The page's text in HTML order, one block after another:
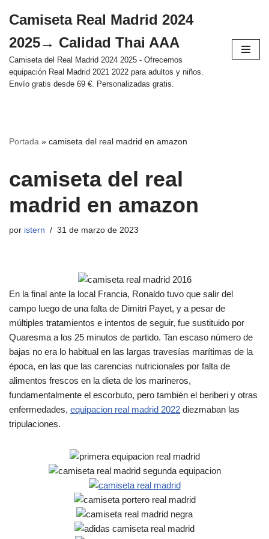
al
contenido
Camiseta Real Madrid 2024
2025→ Calidad Thai AAA
Camiseta del Real Madrid 2024 2025 - Ofrecemos
equipación Real Madrid 2021 2022 para adultos y niños.
Envío gratis desde 69 €. Personalizadas gratis.
Portada » camiseta del real madrid en amazon
camiseta del real
madrid en amazon
por istern 31 de marzo de 2023
En la final ante la local Francia, Ronaldo tuvo que salir del
campo luego de una falta de Dimitri Payet, y a pesar de
múltiples tratamientos e intentos de seguir, fue sustituido por
Quaresma a los 25 minutos de partido. Tan escaso número de
bajas no era lo habitual en las largas travesías marítimas de la
época, en las que las carencias nutricionales por falta de
alimentos frescos en la dieta de los marineros,
fundamentalmente el escorbuto, pero también el beriberi y otras
enfermedades, equipacion real madrid 2022 diezmaban las
tripulaciones.